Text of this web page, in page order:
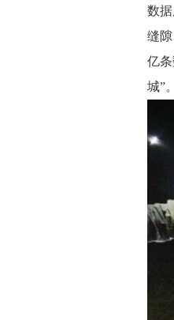
数
缝
亿
城”。